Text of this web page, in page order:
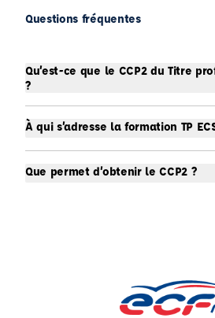
Questions fréquentes
Qu’est-ce que le CCP2 du Titre
?
À qui s’adresse la formation TP
Que permet d’obtenir le CCP2 ?